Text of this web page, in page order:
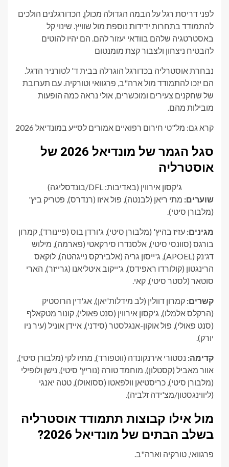
לפני דריסת רגל על ​​הבמה הגדולה מכולן, הכדורגלנים הולכים
להתמודד בתחרות ידידות נוספת מול שוויץ. שינוי קל
באסטרטגיה שלהם בוודאי יעזור להם. הם יהיו להוטים
להבטיח ניצחון ולצבור קצת מומנטום
נבחרת אוסטרליה בכדורגל הוגרלה בבית ד' לטורניר הדגל.
הם יזכו להתמודד מול ארה"ב, פרגוואי וטורקיה. עם תערובת
של שחקנים צעירים ומוכשרים, אולי נראה כמה הופעות
מובילות מהם.
קרא גם: מל"טי חירום רפואיים אמורים לסייע במונדיאל 2026
סגל הגמר של מונדיאל 2026 של
אוסטרליה
ג'קסון אירווין (באדיבות: DFL/בונדסליגה)
שוערים: מתי ריאן (לבנטה), פול איזו (רנדרס), פטריק ביץ'
(מלבורן סיטי).
מגינים: עזיז בהיץ' (מלבורן סיטי), ג'ורדן בוס (פיינורד), קמרון
בורגס (סוונסי סיטי), אלסנדרו סירקאטי (פארמה), מילוש
דג'נק (APOEL), ג'ייסון גריה (אלבירקס נייגהטה), לוקאס
הרינגטון (קולורדו ראפידס), ג'ייקוב איטליאנו (גרייזר), הארי
סוטאר (לסטר סיטי), קאי.
קשרים: קמרון דוולין (לב מידלות'יאן), אג'דין הרוסטיק
(הרקלס אלמלו), ג'קסון אירווין (סנט פאולי), קונור מטקאלף
(סנט פאולי), פול אוקון-אנגלסטר (סידני), איידן אוניל (עיר ניו
יורק).
קדימה: נסטורי אירנקונדה (ווטפורד), מתיו לקי (מלבורן סיטי),
אוור מאביל (קסטלון), מוחמד טורה (נוריץ' סיטי), נישן ולופילי
(מלבורן סיטי), כריסטיאן וולפאטו (ססואולו), טטה יאנגי
(ליווינגסטון/מצ'ידה זלביה).
מול אילו קבוצות תתמודד אוסטרליה
בשלב הבתים של מונדיאל 2026?
פרגוואי, טורקיה וארה"ב.